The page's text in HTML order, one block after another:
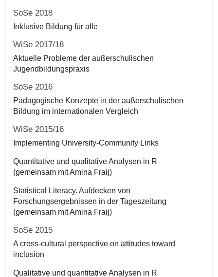
SoSe 2018
Inklusive Bildung für alle
WiSe 2017/18
Aktuelle Probleme der außerschulischen
Jugendbildungspraxis
SoSe 2016
Pädagogische Konzepte in der außerschulischen
Bildung im internationalen Vergleich
WiSe 2015/16
Implementing University-Community Links
Quantitative und qualitative Analysen in R
(gemeinsam mit Amina Fraij)
Statistical Literacy. Aufdecken von
Forschungsergebnissen in der Tageszeitung
(gemeinsam mit Amina Fraij)
SoSe 2015
A cross-cultural perspective on attitudes toward
inclusion
Qualitative und quantitative Analysen in R